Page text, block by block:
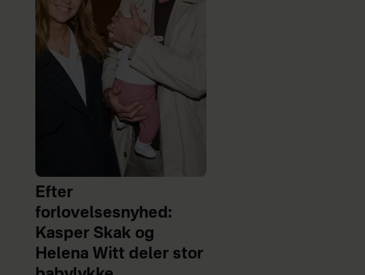
Efter
forlovelsesnyhed:
Kasper Skak og
Helena Witt deler stor